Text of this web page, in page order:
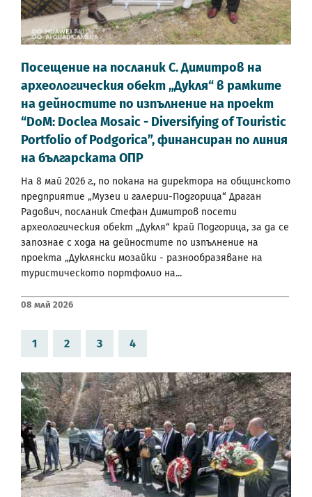
Посещение на посланик С. Димитров на
археологическия обект „Дукля“ в рамките
на дейностите по изпълнение на проект
“DoM: Doclea Mosaic - Diversifying of Touristic
Portfolio of Podgorica”, финансиран по линия
на българската ОПР
На 8 май 2026 г., по покана на директора на общинското
предприятие „Музеи и галерии-Подгорица“ Драган
Радович, посланик Стефан Димитров посети
археологическия обект „Дукля“ край Подгорица, за да се
запознае с хода на дейностите по изпълнение на
проекта „Дуклянски мозайки - разнообразяване на
туристическото портфолио на...
08 Май 2026
1 2 3 4